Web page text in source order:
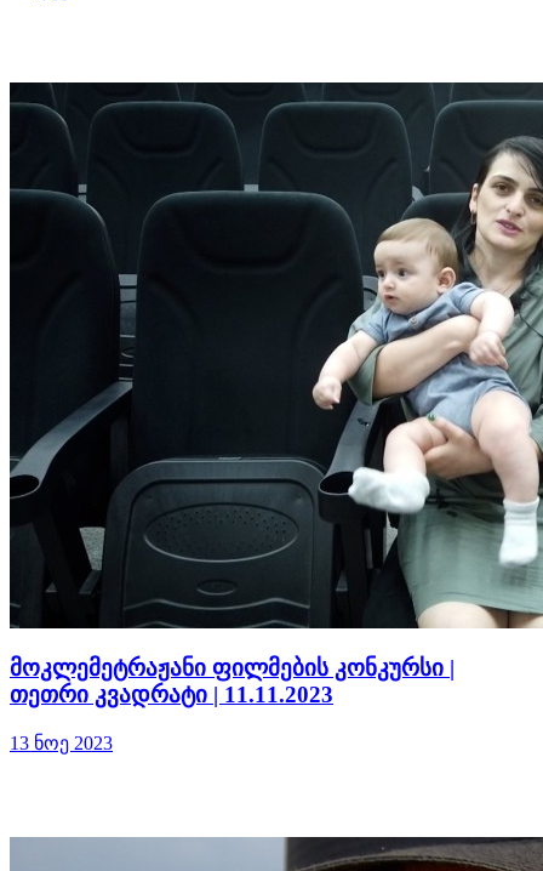
მოკლემეტრაჟანი ფილმების კონკურსი |
თეთრი კვადრატი | 11.11.2023
13 ნოე 2023